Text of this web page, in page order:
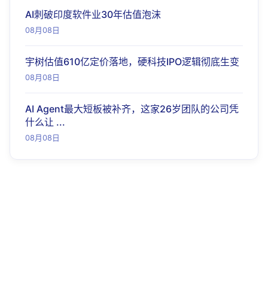
AI刺破印度软件业30年估值泡沫
08月08日
宇树估值610亿定价落地，硬科技IPO逻辑彻底生变
08月08日
AI Agent最大短板被补齐，这家26岁团队的公司凭
什么让 ...
08月08日